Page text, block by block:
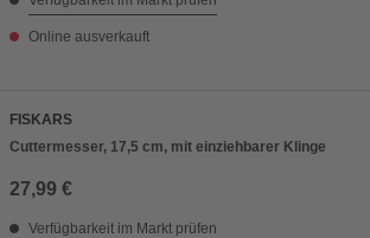
Online ausverkauft
FISKARS
Cuttermesser, 17,5 cm, mit einziehbarer Klinge
27,99 €
Verfügbarkeit im Markt prüfen